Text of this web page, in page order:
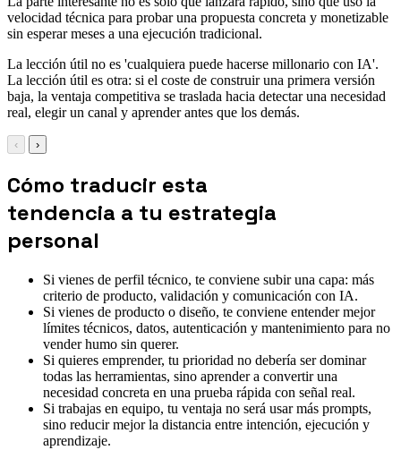
velocidad técnica para probar una propuesta concreta y monetizable
sin esperar meses a una ejecución tradicional.
La lección útil no es 'cualquiera puede hacerse millonario con IA'.
La lección útil es otra: si el coste de construir una primera versión
baja, la ventaja competitiva se traslada hacia detectar una necesidad
real, elegir un canal y aprender antes que los demás.
‹ ›
Cómo traducir esta
tendencia a tu estrategia
personal
Si vienes de perfil técnico, te conviene subir una capa: más
criterio de producto, validación y comunicación con IA.
Si vienes de producto o diseño, te conviene entender mejor
límites técnicos, datos, autenticación y mantenimiento para no
vender humo sin querer.
Si quieres emprender, tu prioridad no debería ser dominar
todas las herramientas, sino aprender a convertir una
necesidad concreta en una prueba rápida con señal real.
Si trabajas en equipo, tu ventaja no será usar más prompts,
sino reducir mejor la distancia entre intención, ejecución y
aprendizaje.